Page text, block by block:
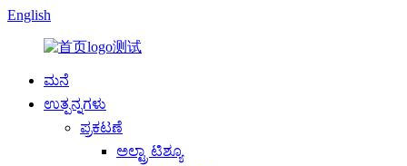
English
ಮನೆ
ಉತ್ಪನ್ನಗಳು
ಪ್ರಕಟಣೆ
ಅಲ್ಟ್ರಾ ಟಿಶ್ಯೂ